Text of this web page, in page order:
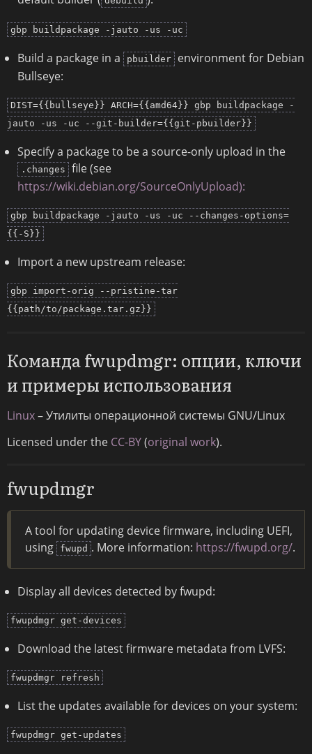
gbp buildpackage -jauto -us -uc
Build a package in a pbuilder
environment for Debian
Bullseye:
DIST={{bullseye}} ARCH={{amd64}} gbp buildpackage -
jauto -us -uc --git-builder={{git-pbuilder}}
Specify a package to be a source-only upload in the
.changes
file (see
https://wiki.debian.org/SourceOnlyUpload):
gbp buildpackage -jauto -us -uc --changes-options=
{{-S}}
Import a new upstream release:
gbp import-orig --pristine-tar
{{path/to/package.tar.gz}}
Команда fwupdmgr: опции, ключи
и примеры использования
Linux– Утилиты операционной системы GNU/Linux
Licensed under the CC-BY(original work).
fwupdmgr
A tool for updating device firmware, including UEFI,
using
fwupd . More information: https://fwupd.org/.
Display all devices detected by fwupd:
fwupdmgr get-devices
Download the latest firmware metadata from LVFS:
fwupdmgr refresh
List the updates available for devices on your system:
fwupdmgr get-updates